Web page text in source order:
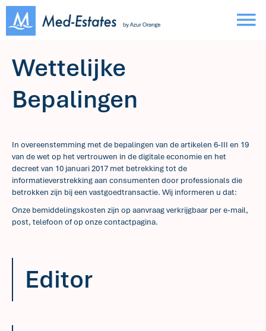
Wettelijke
Bepalingen
In overeenstemming met de bepalingen van de artikelen 6-III en 19
van de wet op het vertrouwen in de digitale economie en het
decreet van 10 januari 2017 met betrekking tot de
informatieverstrekking aan consumenten door professionals die
betrokken zijn bij een vastgoedtransactie. Wij informeren u dat:
Onze bemiddelingskosten zijn op aanvraag verkrijgbaar per e-mail,
post, telefoon of op onze contactpagina.
Editor